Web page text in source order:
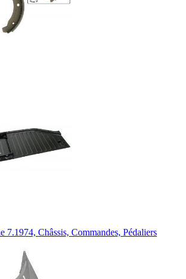
7.1974, Châssis, Commandes, Pédaliers